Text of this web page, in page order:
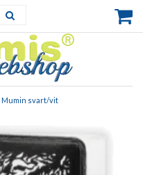
Mumin svart/vit